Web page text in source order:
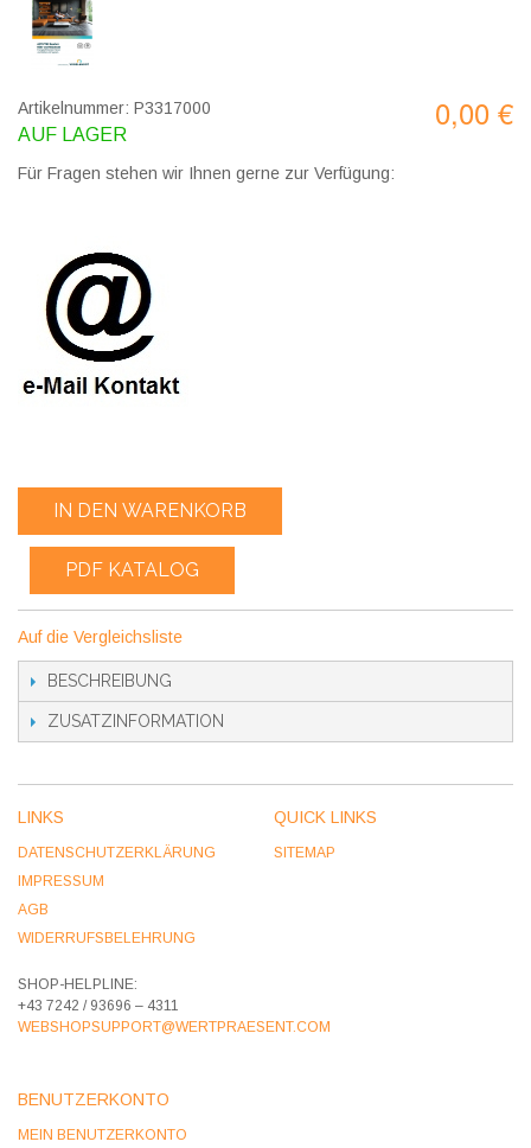
0,00 €
Artikelnummer: P3317000
AUF LAGER
Für Fragen stehen wir Ihnen gerne zur Verfügung:
IN DEN WARENKORB
PDF KATALOG
Auf die Vergleichsliste
BESCHREIBUNG
ZUSATZINFORMATION
LINKS
DATENSCHUTZERKLÄRUNG
IMPRESSUM
AGB
WIDERRUFSBELEHRUNG
SHOP-HELPLINE:
+43 7242 / 93696 – 4311
WEBSHOPSUPPORT@WERTPRAESENT.COM
QUICK LINKS
SITEMAP
BENUTZERKONTO
MEIN BENUTZERKONTO